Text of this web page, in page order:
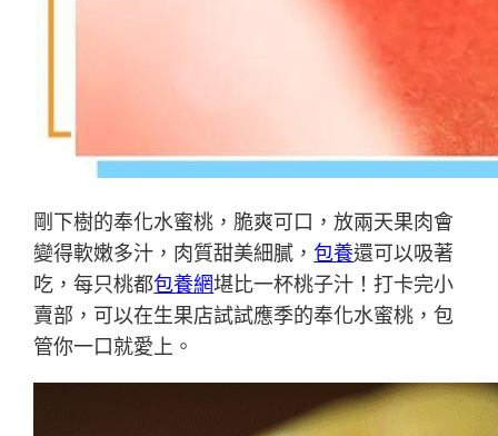
剛下樹的奉化水蜜桃，脆爽可口，放兩天果肉會
變得軟嫩多汁，肉質甜美細膩，包養還可以吸著
吃，每只桃都包養網堪比一杯桃子汁！打卡完小
賣部，可以在生果店試試應季的奉化水蜜桃，包
管你一口就愛上。